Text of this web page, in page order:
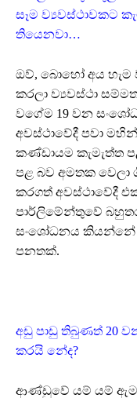
සෑම ව්‍යවස්ථාවකට
තියෙනවා…
ඔව්, බොහෝ අය හැම
කරලා ව්‍යවස්ථා
වගේම 19 වන
අවස්ථාවේදී පවා
කණ්ඩායම කැමැත්ත
පළ බව අමතක
කරගත් අවස්ථාවේදී
පාර්ලිමේන්තුවේ
සංශෝධනය කියන්නේ
පනතක්.
අඩු පාඩු තිබුණත් 20
කරයි නේද?
ආණ්ඩුවේ යම් යම්